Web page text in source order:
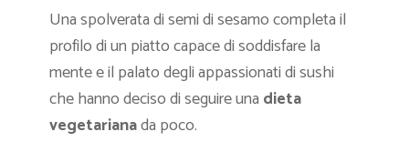
Una spolverata di semi di sesamo completa il
profilo di un piatto capace di soddisfare la
mente e il palato degli appassionati di sushi
che hanno deciso di seguire una dieta
vegetarianada poco.